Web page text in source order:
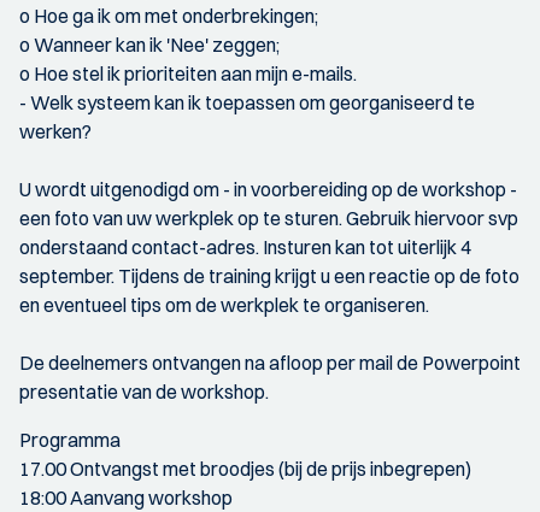
o Hoe ga ik om met onderbrekingen;
o Wanneer kan ik 'Nee' zeggen;
o Hoe stel ik prioriteiten aan mijn e-mails.
- Welk systeem kan ik toepassen om georganiseerd te
werken?
U wordt uitgenodigd om - in voorbereiding op de workshop -
een foto van uw werkplek op te sturen. Gebruik hiervoor svp
onderstaand contact-adres. Insturen kan tot uiterlijk 4
september. Tijdens de training krijgt u een reactie op de foto
en eventueel tips om de werkplek te organiseren.
De deelnemers ontvangen na afloop per mail de Powerpoint
presentatie van de workshop.
Programma
17.00 Ontvangst met broodjes (bij de prijs inbegrepen)
18:00 Aanvang workshop